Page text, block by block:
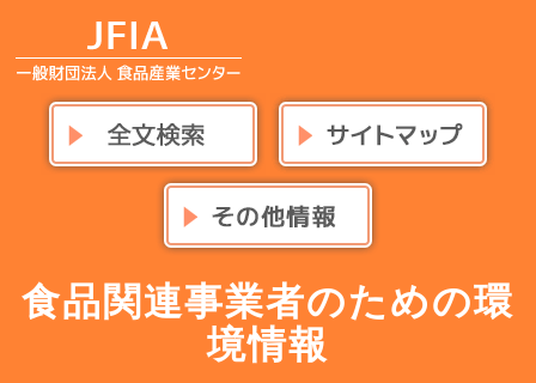
食品関連事業者のための環
境情報